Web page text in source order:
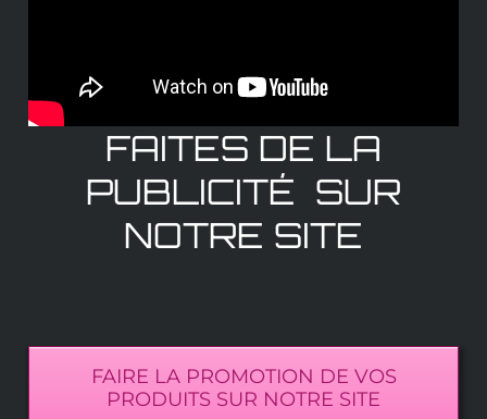
FAITES DE LA
PUBLICITÉ SUR
NOTRE SITE
FAIRE LA PROMOTION DE VOS
PRODUITS SUR NOTRE SITE